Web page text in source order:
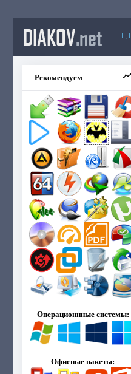
DIAKOV.net
Рекомендуем
Операционнные системы:
Офисные пакеты: